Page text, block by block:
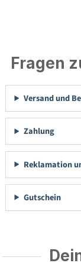
Fragen
Versand und
Zahlung
Reklamation
Gutschein